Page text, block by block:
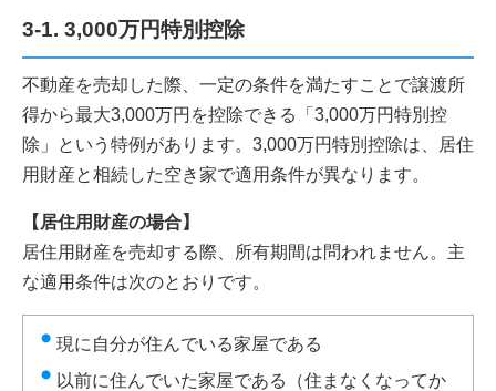
3-1. 3,000万円特別控除
不動産を売却した際、一定の条件を満たすことで譲渡所
得から最大3,000万円を控除できる「3,000万円特別控
除」という特例があります。3,000万円特別控除は、居住
用財産と相続した空き家で適用条件が異なります。
【居住用財産の場合】
居住用財産を売却する際、所有期間は問われません。主
な適用条件は次のとおりです。
現に自分が住んでいる家屋である
以前に住んでいた家屋である（住まなくなってか